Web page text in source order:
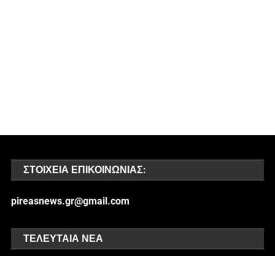
ΣΤΟΙΧΕΊΑ ΕΠΙΚΟΙΝΩΝΊΑΣ:
pireasnews.gr@gmail.com
ΤΕΛΕΥΤΑΊΑ ΝΈΑ